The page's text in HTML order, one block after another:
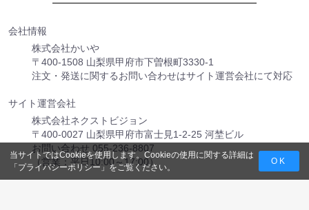
当サイトではCookieを使用します。Cookieの使用に関する詳細は
「 プライバシーポリシー」をご覧ください。
OK
会社情報
株式会社かいや
〒400-1508 山梨県甲府市下曽根町3330-1
注文・発送に関するお問い合わせはサイト運営会社にて対応
サイト運営会社
株式会社ネクストビジョン
〒400-0027 山梨県甲府市富士見1-2-25 河埜ビル
お問い合わせ 055-236-8807
（営業：平日10:00～17:00）